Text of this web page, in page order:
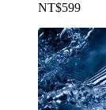
NT$599